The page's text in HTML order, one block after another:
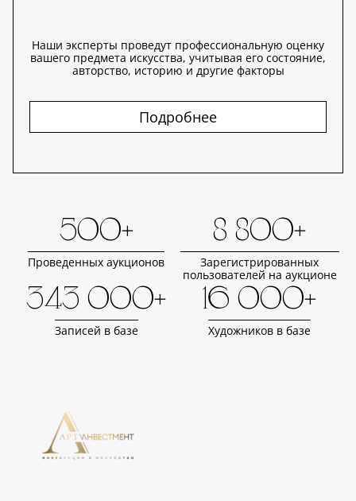
Наши эксперты проведут профессиональную оценку
вашего предмета искусства, учитывая его состояние,
авторство, историю и другие факторы
Подробнее
500+
Проведенных аукционов
8 800+
Зарегистрированных
пользователей на аукционе
343 000+
Записей в базе
16 000+
Художников в базе